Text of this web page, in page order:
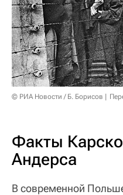
© РИА Новости / Б. Борисов
Факты
Андерса
В современной